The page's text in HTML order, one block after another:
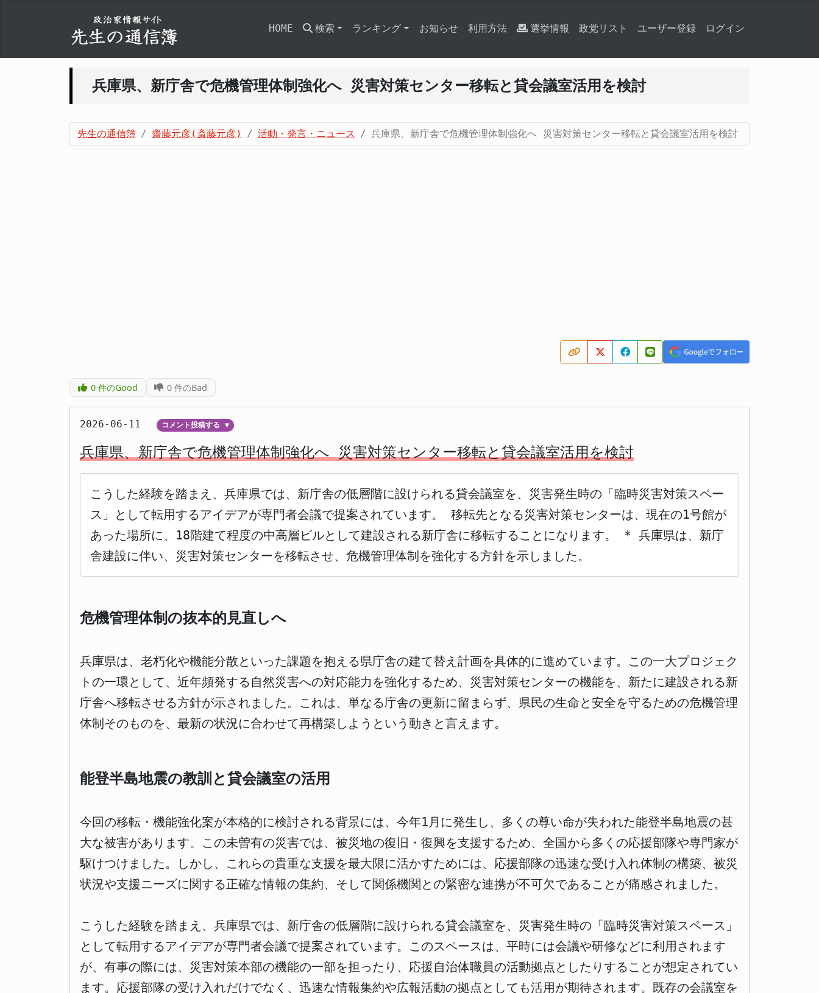
HOME 検索 ランキング お知らせ 利用方法 選挙情報 政党リスト ユーザー登録 ログイン
兵庫県、新庁舎で危機管理体制強化へ 災害対策センター移転と貸会議室活用を検討
先生の通信簿 齋藤元彦(斎藤元彦) 活動・発言・ニュース 兵庫県、新庁舎で危機管理体制強化へ 災害対策センター移転と貸会議室活用を検討
0件のGood 0 件のBad
2026-06-11 コメント投稿する ▼
兵庫県、新庁舎で危機管理体制強化へ 災害対策センター移転と貸会議室活用を検討
こうした経験を踏まえ、兵庫県では、新庁舎の低層階に設けられる貸会議室を、災害発生時の「臨時災害対策スペー
ス」として転用するアイデアが専門者会議で提案されています。 移転先となる災害対策センターは、現在の1号館が
あった場所に、18階建て程度の中高層ビルとして建設される新庁舎に移転することになります。 * 兵庫県は、新庁
舎建設に伴い、災害対策センターを移転させ、危機管理体制を強化する方針を示しました。
危機管理体制の抜本的見直しへ
兵庫県は、老朽化や機能分散といった課題を抱える県庁舎の建て替え計画を具体的に進めています。この一大プロジェク
トの一環として、近年頻発する自然災害への対応能力を強化するため、災害対策センターの機能を、新たに建設される新
庁舎へ移転させる方針が示されました。これは、単なる庁舎の更新に留まらず、県民の生命と安全を守るための危機管理
体制そのものを、最新の状況に合わせて再構築しようという動きと言えます。
能登半島地震の教訓と貸会議室の活用
今回の移転・機能強化案が本格的に検討される背景には、今年1月に発生し、多くの尊い命が失われた能登半島地震の甚
大な被害があります。この未曽有の災害では、被災地の復旧・復興を支援するため、全国から多くの応援部隊や専門家が
駆けつけました。しかし、これらの貴重な支援を最大限に活かすためには、応援部隊の迅速な受け入れ体制の構築、被災
状況や支援ニーズに関する正確な情報の集約、そして関係機関との緊密な連携が不可欠であることが痛感されました。
こうした経験を踏まえ、兵庫県では、新庁舎の低層階に設けられる貸会議室を、災害発生時の「臨時災害対策スペース」
として転用するアイデアが専門者会議で提案されています。このスペースは、平時には会議や研修などに利用されます
が、有事の際には、災害対策本部の機能の一部を担ったり、応援自治体職員の活動拠点としたりすることが想定されてい
ます。応援部隊の受け入れだけでなく、迅速な情報集約や広報活動の拠点としても活用が期待されます。既存の会議室を